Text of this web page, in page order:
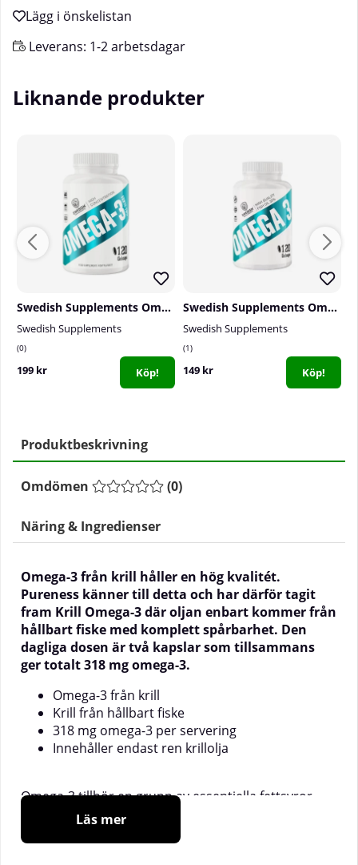
Leverans: 1-2 arbetsdagar
Liknande produkter
Swedish Supplements Omega-3 Forte 70%, 120 caps
Swedish Supplements
0
199 kr Köp!
Swedish Supplements Omega-3, 120 caps
Swedish Supplements
1
149 kr Köp!
Produktbeskrivning
Omdömen (0)
Näring & Ingredienser
Omega-3 från krill håller en hög kvalitét.
Pureness känner till detta och har därför tagit
fram Krill Omega-3 där oljan enbart kommer från
hållbart fiske med komplett spårbarhet. Den
dagliga dosen är två kapslar som tillsammans
ger totalt 318 mg omega-3.
Omega-3 från krill
Krill från hållbart fiske
318 mg omega-3 per servering
Innehåller endast ren krillolja
Omega-3 tillhör en grupp av essentiella fettsyror
vilket innebär att vi måste få i oss dessa dagligen i
fungera normalt. Krill Omega-3 från Pureness är ett
Läs mer